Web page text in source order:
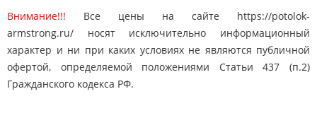
Внимание!!! Все цены на сайте https://potolok-
armstrong.ru/ носят исключительно информационный
характер и ни при каких условиях не являются публичной
офертой, определяемой положениями Статьи 437 (п.2)
Гражданского кодекса РФ.